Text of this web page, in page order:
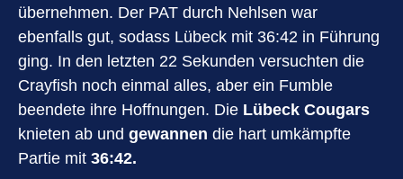
übernehmen. Der PAT durch Nehlsen war
ebenfalls gut, sodass Lübeck mit 36:42 in Führung
ging. In den letzten 22 Sekunden versuchten die
Crayfish noch einmal alles, aber ein Fumble
beendete ihre Hoffnungen. Die Lübeck Cougars
knieten ab und gewannen die hart umkämpfte
Partie mit 36:42.